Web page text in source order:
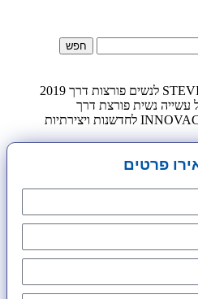
זוכת הפרס העולמי INNOVACTION לחדשנות ויצירתיות
פרטים